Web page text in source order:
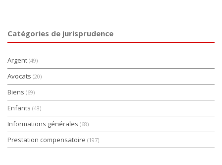
Catégories de jurisprudence
Argent (49)
Avocats (20)
Biens (69)
Enfants (48)
Informations générales (68)
Prestation compensatoire (197)